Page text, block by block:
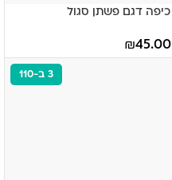
כיפה דגם פשתן סגול
45.00
₪
3 ב-110